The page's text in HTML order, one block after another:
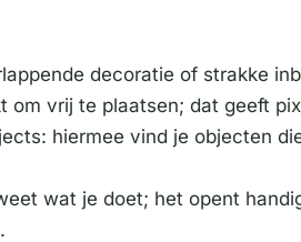
decoratie of strakke
om vrij te plaatsen; dat geeft
hiermee vind je objecten
wat je doet; het opent